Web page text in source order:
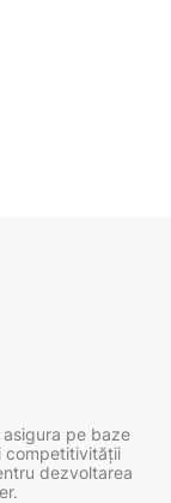
asigura pe baze
competitivităţii
dezvoltarea